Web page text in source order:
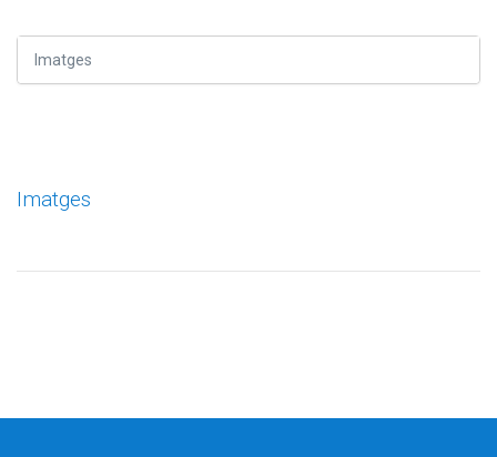
Imatges
Imatges